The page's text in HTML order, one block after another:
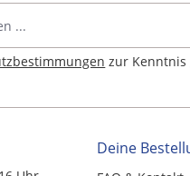
zur Kenntnis
Deine